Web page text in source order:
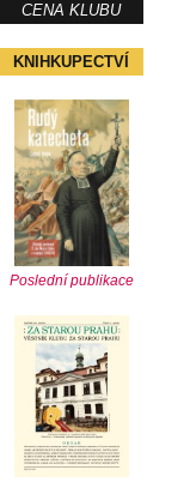
CENA KLUBU
KNIHKUPECTVÍ
Poslední publikace